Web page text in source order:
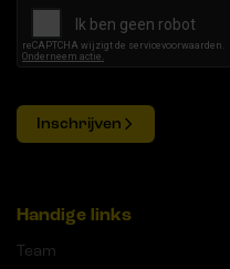
Inschrijven
Handige links
Team